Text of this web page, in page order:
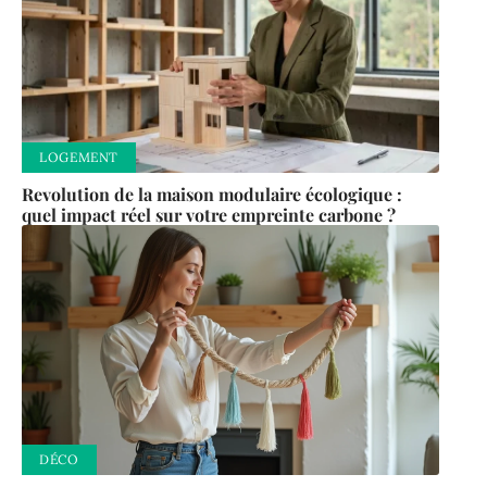
LOGEMENT
Revolution de la maison modulaire écologique :
quel impact réel sur votre empreinte carbone ?
DÉCO